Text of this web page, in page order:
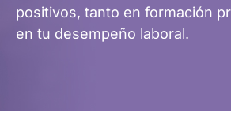
positivos, tanto en formación
en tu desempeño laboral.